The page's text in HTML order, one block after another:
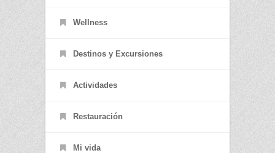
Wellness
Destinos y Excursiones
Actividades
Restauración
Mi vida